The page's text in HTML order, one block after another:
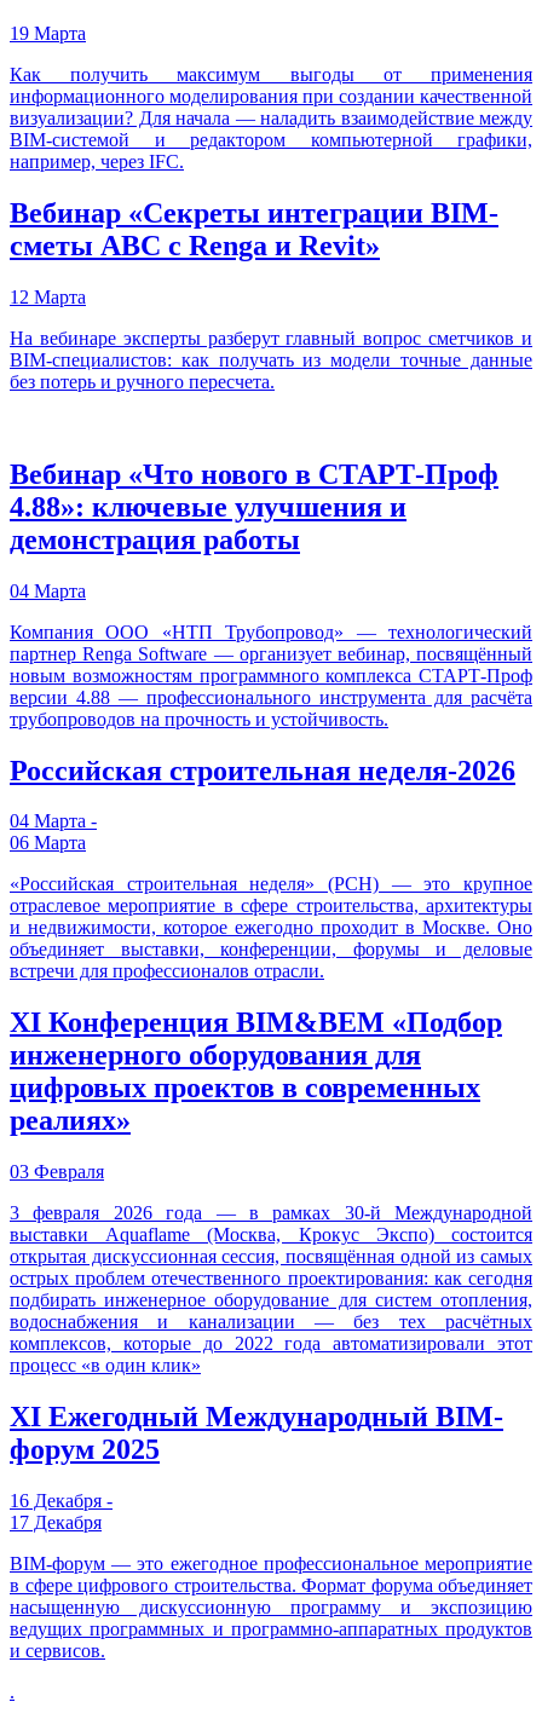
19 Марта
Как получить максимум выгоды от применения
информационного моделирования при создании качественной
визуализации? Для начала — наладить взаимодействие между
BIM-системой и редактором компьютерной графики,
например, через IFC.
Вебинар «Секреты интеграции BIM-
сметы АВС с Renga и Revit»
12 Марта
На вебинаре эксперты разберут главный вопрос сметчиков и
BIM-специалистов: как получать из модели точные данные
без потерь и ручного пересчета.
Вебинар «Что нового в СТАРТ-Проф
4.88»: ключевые улучшения и
демонстрация работы
04 Марта
Компания ООО «НТП Трубопровод» — технологический
партнер Renga Software — организует вебинар, посвящённый
новым возможностям программного комплекса СТАРТ-Проф
версии 4.88 — профессионального инструмента для расчёта
трубопроводов на прочность и устойчивость.
Российская строительная неделя-2026
04 Марта -
06 Марта
«Российская строительная неделя» (РСН) — это крупное
отраслевое мероприятие в сфере строительства, архитектуры
и недвижимости, которое ежегодно проходит в Москве. Оно
объединяет выставки, конференции, форумы и деловые
встречи для профессионалов отрасли.
XI Конференция BIM&BEM «Подбор
инженерного оборудования для
цифровых проектов в современных
реалиях»
03 Февраля
3 февраля 2026 года — в рамках 30-й Международной
выставки Aquaflame (Москва, Крокус Экспо) состоится
открытая дискуссионная сессия, посвящённая одной из самых
острых проблем отечественного проектирования: как сегодня
подбирать инженерное оборудование для систем отопления,
водоснабжения и канализации — без тех расчётных
комплексов, которые до 2022 года автоматизировали этот
процесс «в один клик»
XI Ежегодный Международный BIM-
форум 2025
16 Декабря -
17 Декабря
BIM-форум — это ежегодное профессиональное мероприятие
в сфере цифрового строительства. Формат форума объединяет
насыщенную дискуссионную программу и экспозицию
ведущих программных и программно-аппаратных продуктов
и сервисов.
.